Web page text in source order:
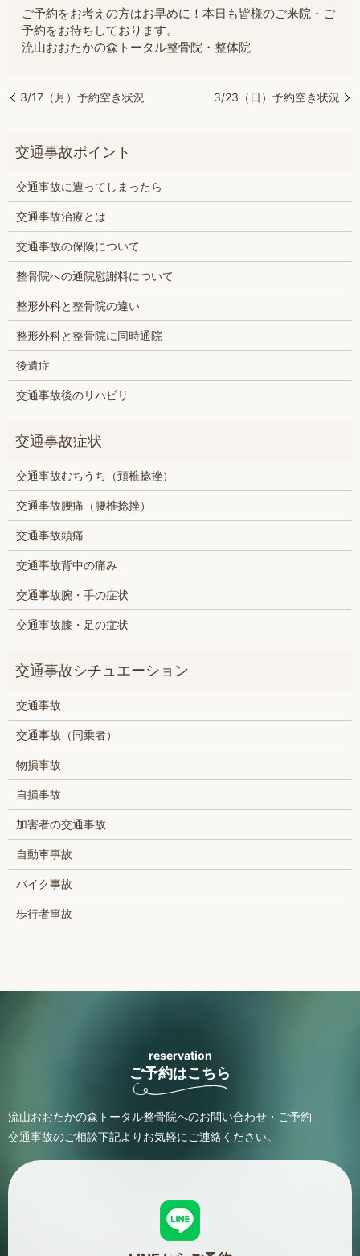
ご予約をお考えの方はお早めに！本日も皆様のご来院・ご
予約をお待ちしております。
流山おおたかの森トータル整骨院・整体院
3/17（月）予約空き状況 3/23（日）予約空き状況
交通事故に遭ってしまったら
交通事故治療とは
交通事故の保険について
整骨院への通院慰謝料について
整形外科と整骨院の違い
整形外科と整骨院に同時通院
後遺症
交通事故後のリハビリ
交通事故むちうち（頚椎捻挫）
交通事故腰痛（腰椎捻挫）
交通事故頭痛
交通事故背中の痛み
交通事故腕・手の症状
交通事故膝・足の症状
交通事故
交通事故（同乗者）
物損事故
自損事故
加害者の交通事故
自動車事故
バイク事故
歩行者事故
reservation
ご予約はこちら
流山おおたかの森トータル整骨院へのお問い合わせ・ご予約
交通事故のご相談下記よりお気軽にご連絡ください。